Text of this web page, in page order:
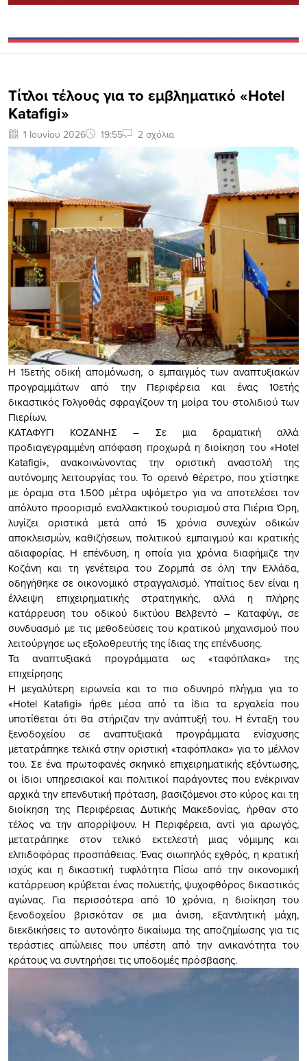
Τίτλοι τέλους για το εμβληματικό «Hotel
Katafigi»
1 Ιουνίου 2026 19:55 2 σχόλια
Η 15ετής οδική απομόνωση, ο εμπαιγμός των αναπτυξιακών
προγραμμάτων από την Περιφέρεια και ένας 10ετής
δικαστικός Γολγοθάς σφραγίζουν τη μοίρα του στολιδιού των
Πιερίων.
ΚΑΤΑΦΥΓΙ ΚΟΖΑΝΗΣ – Σε μια δραματική αλλά
προδιαγεγραμμένη απόφαση προχωρά η διοίκηση του «Hotel
Katafigi», ανακοινώνοντας την οριστική αναστολή της
αυτόνομης λειτουργίας του. Το ορεινό θέρετρο, που χτίστηκε
με όραμα στα 1.500 μέτρα υψόμετρο για να αποτελέσει τον
απόλυτο προορισμό εναλλακτικού τουρισμού στα Πιέρια Όρη,
λυγίζει οριστικά μετά από 15 χρόνια συνεχών οδικών
αποκλεισμών, καθιζήσεων, πολιτικού εμπαιγμού και κρατικής
αδιαφορίας. Η επένδυση, η οποία για χρόνια διαφήμιζε την
Κοζάνη και τη γενέτειρα του Ζορμπά σε όλη την Ελλάδα,
οδηγήθηκε σε οικονομικό στραγγαλισμό. Υπαίτιος δεν είναι η
έλλειψη επιχειρηματικής στρατηγικής, αλλά η πλήρης
κατάρρευση του οδικού δικτύου Βελβεντό – Καταφύγι, σε
συνδυασμό με τις μεθοδεύσεις του κρατικού μηχανισμού που
λειτούργησε ως εξολοθρευτής της ίδιας της επένδυσης.
Τα αναπτυξιακά προγράμματα ως «ταφόπλακα» της
επιχείρησης
Η μεγαλύτερη ειρωνεία και το πιο οδυνηρό πλήγμα για το
«Hotel Katafigi» ήρθε μέσα από τα ίδια τα εργαλεία που
υποτίθεται ότι θα στήριζαν την ανάπτυξή του. Η ένταξη του
ξενοδοχείου σε αναπτυξιακά προγράμματα ενίσχυσης
μετατράπηκε τελικά στην οριστική «ταφόπλακα» για το μέλλον
του. Σε ένα πρωτοφανές σκηνικό επιχειρηματικής εξόντωσης,
οι ίδιοι υπηρεσιακοί και πολιτικοί παράγοντες που ενέκριναν
αρχικά την επενδυτική πρόταση, βασιζόμενοι στο κύρος και τη
διοίκηση της Περιφέρειας Δυτικής Μακεδονίας, ήρθαν στο
τέλος να την απορρίψουν. Η Περιφέρεια, αντί για αρωγός,
μετατράπηκε στον τελικό εκτελεστή μιας νόμιμης και
ελπιδοφόρας προσπάθειας. Ένας σιωπηλός εχθρός, η κρατική
ισχύς και η δικαστική τυφλότητα Πίσω από την οικονομική
κατάρρευση κρύβεται ένας πολυετής, ψυχοφθόρος δικαστικός
αγώνας. Για περισσότερα από 10 χρόνια, η διοίκηση του
ξενοδοχείου βρισκόταν σε μια άνιση, εξαντλητική μάχη,
διεκδικήσεις το αυτονόητο δικαίωμα της αποζημίωσης για τις
τεράστιες απώλειες που υπέστη από την ανικανότητα του
κράτους να συντηρήσει τις υποδομές πρόσβασης.